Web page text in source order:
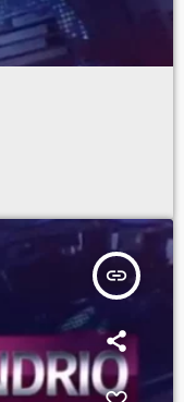
insert_link